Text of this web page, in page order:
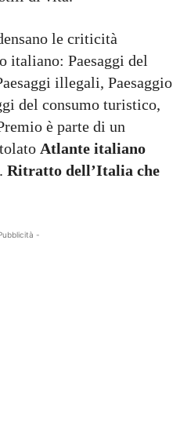
le criticità
italiano: Paesaggi del
illegali, Paesaggio
del consumo turistico,
è parte di un
Atlante italiano
. Ritratto dell’Italia che
-